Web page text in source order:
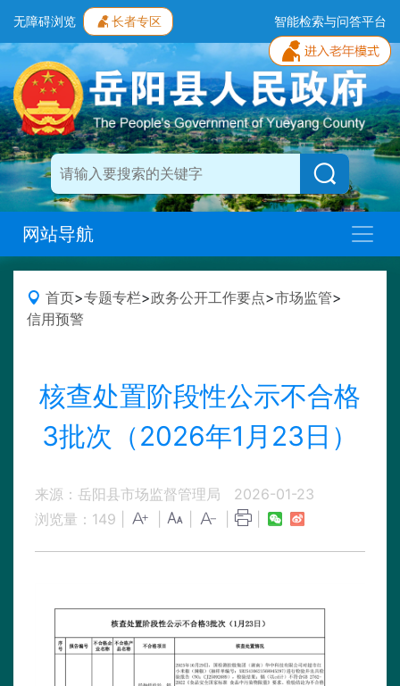
无障碍浏览 长者专区 智能检索与问答平台
网站导航
首页>专题专栏>政务公开工作要点>市场监管>
信用预警
核查处置阶段性公示不合格
3批次（2026年1月23日）
来源：岳阳县市场监督管理局
2026-01-23
浏览量： 149